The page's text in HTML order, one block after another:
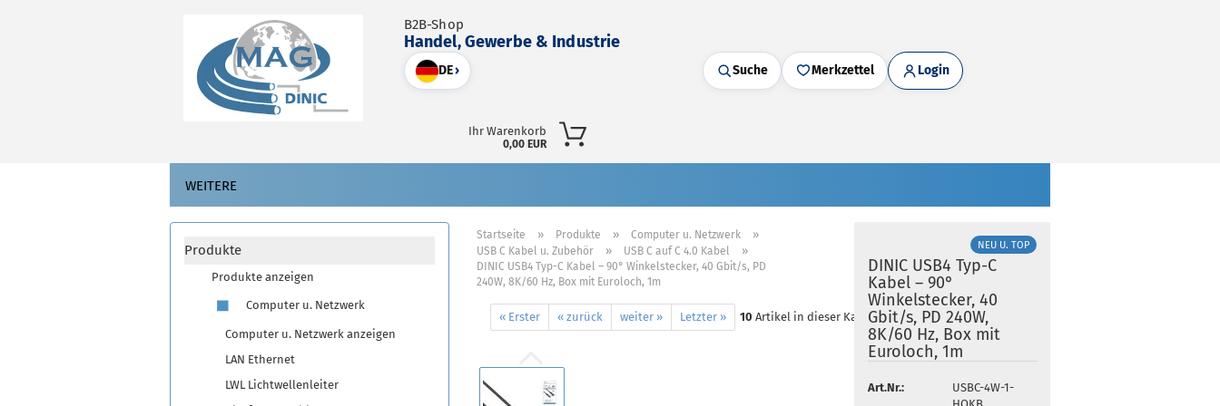
B2B-Shop
Handel, Gewerbe & Industrie
DE› Suche Merkzettel Login
Ihr Warenkorb
0,00 EUR
WEITERE
Startseite » Produkte » Computer u. Netzwerk »
USB C Kabel u. Zubehör » USB C auf C 4.0 Kabel »
DINIC USB4 Typ-C Kabel – 90° Winkelstecker, 40 Gbit/s, PD
240W, 8K/60 Hz, Box mit Euroloch, 1m
« Erster « zurück weiter » Letzter » 10 Artikel in dieser Kategorie
NEU U. TOP
DINIC USB4 Typ-C
Kabel – 90°
Winkelstecker, 40
Gbit/s, PD 240W,
8K/60 Hz, Box mit
Euroloch, 1m
Art.Nr.:
USBC-4W-1-
HQKB
Produkte
Produkte anzeigen
Computer u. Netzwerk
Computer u. Netzwerk anzeigen
LAN Ethernet
LWL Lichtwellenleiter